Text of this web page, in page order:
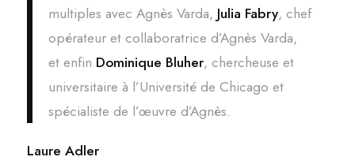
multiples avec Agnès Varda, Julia Fabry, chef
opérateur et collaboratrice d’Agnès Varda,
et enfin Dominique Bluher, chercheuse et
universitaire à l’Université de Chicago et
spécialiste de l’œuvre d’Agnès.
Laure Adler